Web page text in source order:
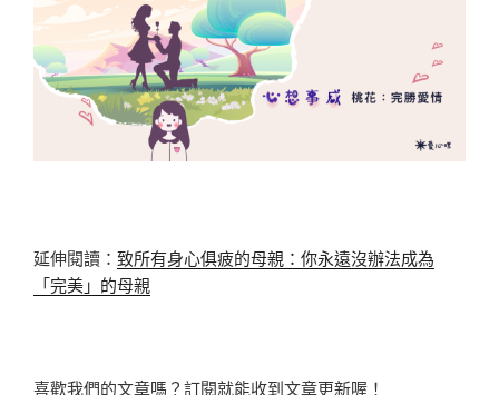
延伸閱讀： 致所有身心俱疲的母親：你永遠沒辦法成為
「完美」的母親
喜歡我們的文章嗎？訂閱就能收到文章更新喔！